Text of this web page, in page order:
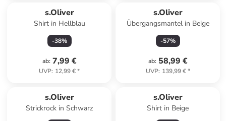
s.Oliver
Shirt in Hellblau
-38%
ab: 7,99 €
UVP: 12,99 €*
s.Oliver
Übergangsmantel in Beige
-57%
ab: 58,99 €
UVP: 139,99 €*
s.Oliver
Strickrock in Schwarz
s.Oliver
Shirt in Beige